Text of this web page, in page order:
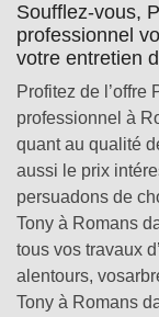
Soufflez-vous,
professionnel
votre entretien
Profitez de
professionnel à
quant au qualité
aussi le prix
persuadons de
Tony à Romans
tous vos travaux
alentours,
Tony à Romans